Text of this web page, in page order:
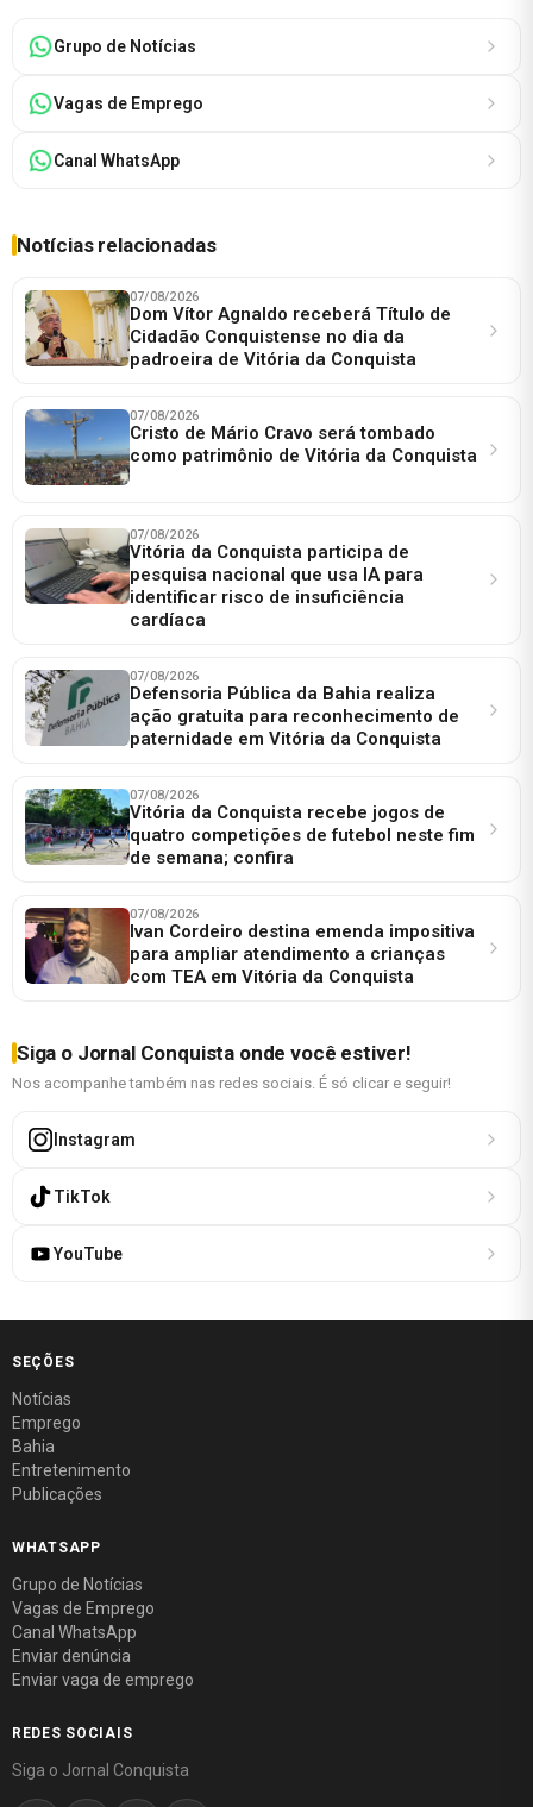
Grupo de Notícias
Vagas de Emprego
Canal WhatsApp
Notícias relacionadas
07/08/2026
Dom Vítor Agnaldo receberá Título de
Cidadão Conquistense no dia da
padroeira de Vitória da Conquista
07/08/2026
Cristo de Mário Cravo será tombado
como patrimônio de Vitória da Conquista
07/08/2026
Vitória da Conquista participa de
pesquisa nacional que usa IA para
identificar risco de insuficiência
cardíaca
07/08/2026
Defensoria Pública da Bahia realiza
ação gratuita para reconhecimento de
paternidade em Vitória da Conquista
07/08/2026
Vitória da Conquista recebe jogos de
quatro competições de futebol neste fim
de semana; confira
07/08/2026
Ivan Cordeiro destina emenda impositiva
para ampliar atendimento a crianças
com TEA em Vitória da Conquista
Siga o Jornal Conquista onde você estiver!
Nos acompanhe também nas redes sociais. É só clicar e seguir!
Instagram
TikTok
YouTube
SEÇÕES
Notícias
Emprego
Bahia
Entretenimento
Publicações
WHATSAPP
Grupo de Notícias
Vagas de Emprego
Canal WhatsApp
Enviar denúncia
Enviar vaga de emprego
REDES SOCIAIS
Siga o Jornal Conquista